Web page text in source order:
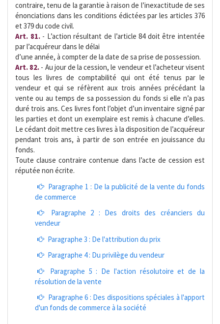
contraire, tenu de la garantie à raison de l’inexactitude de ses
énonciations dans les conditions édictées par les articles 376
et 379 du code civil.
Art. 81.- L’action résultant de l’article 84 doit être intentée
par l’acquéreur dans le délai
d’une année, à compter de la date de sa prise de possession.
Art. 82. - Au jour de la cession, le vendeur et l’acheteur visent
tous les livres de comptabilité qui ont été tenus par le
vendeur et qui se réfèrent aux trois années précédant la
vente ou au temps de sa possession du fonds si elle n’a pas
duré trois ans. Ces livres font l’objet d’un inventaire signé par
les parties et dont un exemplaire est remis à chacune d’elles.
Le cédant doit mettre ces livres à la disposition de l’acquéreur
pendant trois ans, à partir de son entrée en jouissance du
fonds.
Toute clause contraire contenue dans l’acte de cession est
réputée non écrite.
Paragraphe 1 : De la publicité de la vente du fonds
de commerce
Paragraphe 2 : Des droits des créanciers du
vendeur
Paragraphe 3 : De l'attribution du prix
Paragraphe 4 : Du privilège du vendeur
Paragraphe 5 : De l'action résolutoire et de la
résolution de la vente
Paragraphe 6 : Des dispositions spéciales à l'apport
d'un fonds de commerce à la société